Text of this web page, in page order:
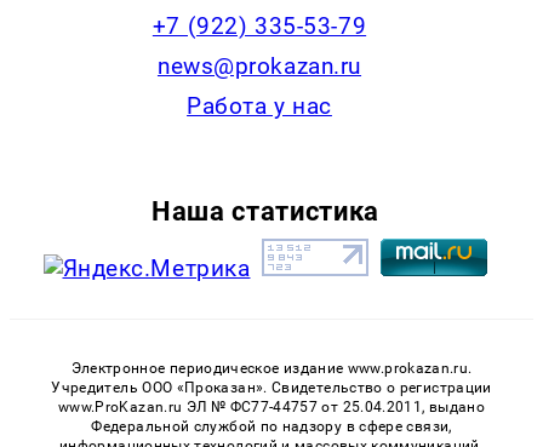
+7 (922) 335-53-79
news@prokazan.ru
Работа у нас
Наша статистика
Электронное периодическое издание www.prokazan.ru.
Учредитель ООО «Проказан». Cвидетельство о регистрации
www.ProKazan.ru ЭЛ № ФС77-44757 от 25.04.2011, выдано
Федеральной службой по надзору в сфере связи,